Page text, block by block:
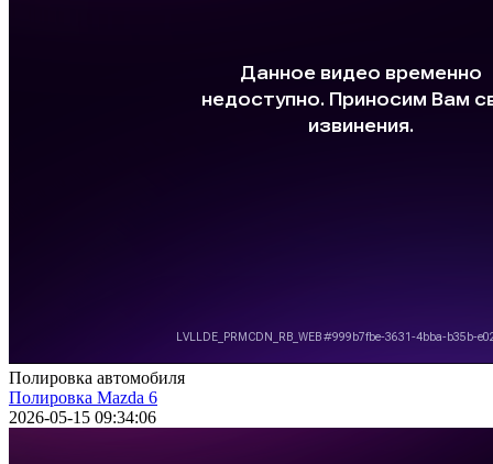
Полировка автомобиля
Полировка Mazda 6
2026-05-15 09:34:06